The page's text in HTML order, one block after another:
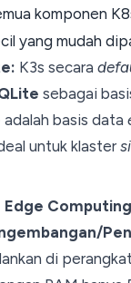
komponen
yang mudah
K3s secara
sebagai
adalah basis data
untuk klaster
Edge
di